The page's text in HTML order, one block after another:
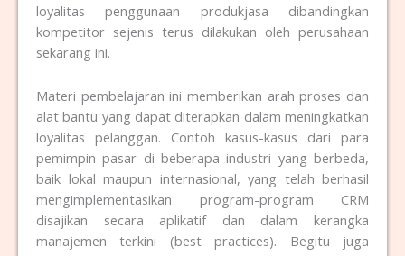
loyalitas penggunaan produkjasa dibandingkan
kompetitor sejenis terus dilakukan oleh perusahaan
sekarang ini.
Materi pembelajaran ini memberikan arah proses dan
alat bantu yang dapat diterapkan dalam meningkatkan
loyalitas pelanggan. Contoh kasus-kasus dari para
pemimpin pasar di beberapa industri yang berbeda,
baik lokal maupun internasional, yang telah berhasil
mengimplementasikan program-program CRM
disajikan secara aplikatif dan dalam kerangka
manajemen terkini (best practices). Begitu juga